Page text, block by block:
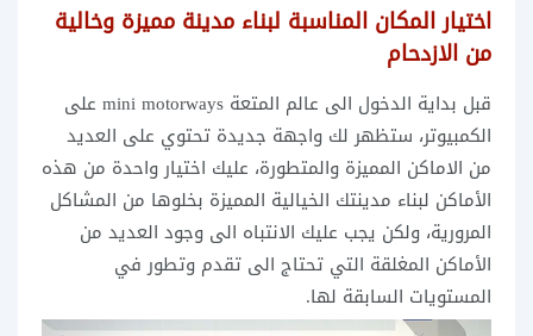
اختيار المكان المناسبة لبناء مدينة مميزة وخالية
من الازدحام
قبل بداية الدخول الى عالم المتعة mini motorways على
الكمبيوتر، ستظهر لك واجهة جديدة تحتوي على العديد
من الاماكن المميزة والمتطورة، عليك اختيار واحدة من هذه
الأماكن لبناء مدينتك الخيالية المميزة بخلوها من المشاكل
المرورية، ولكن يجب عليك الانتباه الى وجود العديد من
الأماكن المغلقة التي تحتاج الى تقدم وتطور في
المستويات السابقة لها.